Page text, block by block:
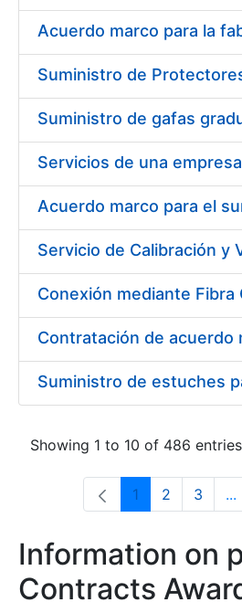
Show/Hide
Showing 1 to 10 of 486
Page
1 Page
2 Page
3 ...
Information on
Contracts